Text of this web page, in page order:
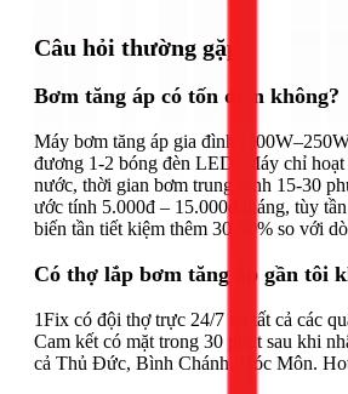
Câu hỏi thường gặp
Bơm tăng áp có tốn điện không?
Máy bơm tăng áp gia đình
đương 1-2 bóng đèn LED. Máy chỉ hoạt
nước, thời gian bơm trung bình 15-30
ước tính 5.000đ – 15.000đ/tháng, tùy tần
biến tần tiết kiệm thêm 30-50% so với
Có thợ lắp bơm tăng áp gần tôi
1Fix có đội thợ trực 24/7 tại tất cả các
Cam kết có mặt trong 30 phút sau khi
cả Thủ Đức, Bình Chánh, Hóc Môn.